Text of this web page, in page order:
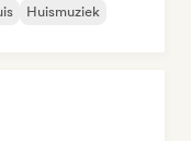
Huismuziek